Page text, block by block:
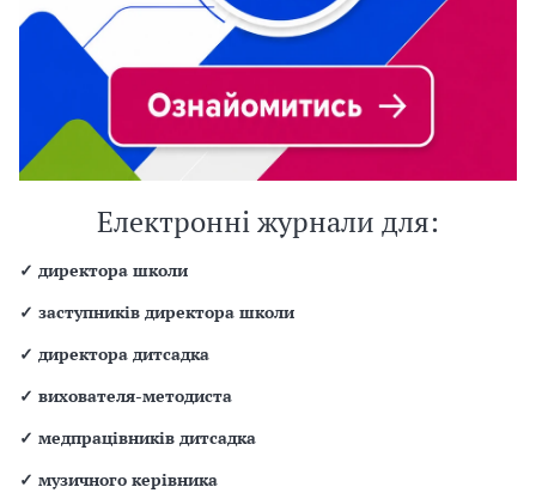
Електронні журнали для:
✓ директора школи
✓ заступників директора школи
✓ директора дитсадка
✓ вихователя-методиста
✓ медпрацівників дитсадка
✓ музичного керівника